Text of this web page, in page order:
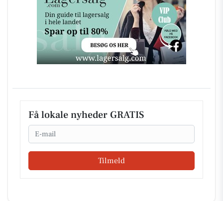
Få lokale nyheder GRATIS
Email
Tilmeld